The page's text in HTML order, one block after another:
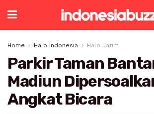
Home Halo Indonesia Halo Jatim
Parkir Taman
Madiun
Angkat Bicara